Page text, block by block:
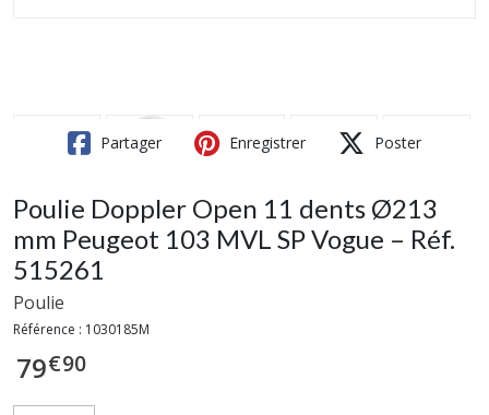
Partager Enregistrer Poster
Poulie Doppler Open 11 dents Ø213
mm Peugeot 103 MVL SP Vogue – Réf.
515261
Poulie
Référence : 1030185M
79€90